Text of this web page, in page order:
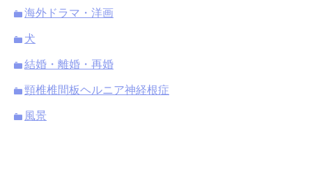
海外ドラマ・洋画
犬
結婚・離婚・再婚
頸椎椎間板ヘルニア神経根症
風景